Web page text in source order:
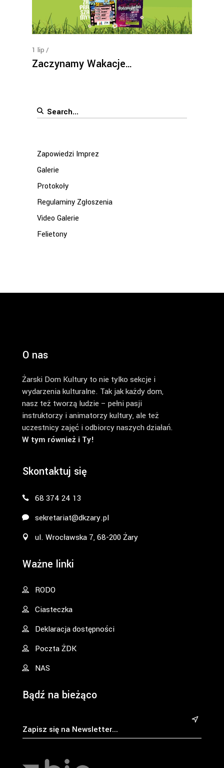
1 lip
Zaczynamy Wakacje…
Search
Zapowiedzi Imprez
Galerie
Protokoły
Regulaminy Zgłoszenia
Video Galerie
Felietony
O nas
Żarski Dom Kultury to nie tylko sekcje i
wydarzenia kulturalne. Tak jak każdy dom,
nasz też tworzą ludzie – pełni pasji
instruktorzy i animatorzy kultury, ale też
uczestnicy zajęć i odbiorcy naszych działań.
W tym również i Ty!
Skontaktuj się
68 374 24 13
sekretariat@dkzary.pl
ul. Wrocławska 7, 68-200 Żary
Ważne linki
RODO
Ciasteczka
Deklaracja dostępności
Poczta ŻDK
NAS
Bądź na bieżąco
&